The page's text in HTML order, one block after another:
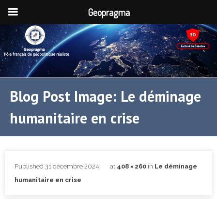
Blog Post Image: Le déminage
humanitaire en crise
Published 31 décembre 2024 at 408 × 260 in Le déminage
humanitaire en crise
Geopragma